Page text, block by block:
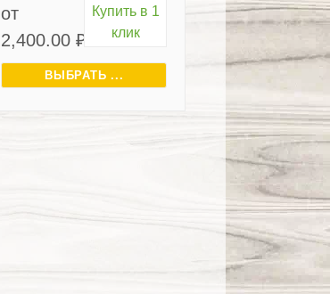
от
2,400.00₽
Купить в 1
клик
ВЫБРАТЬ ...